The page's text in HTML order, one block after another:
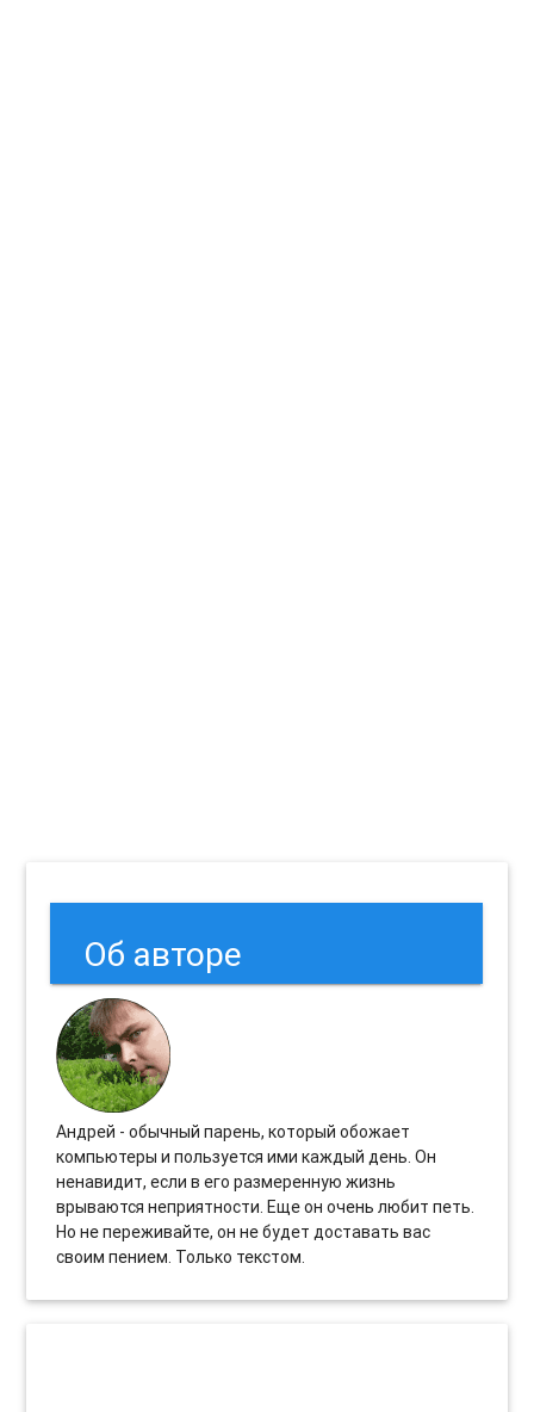
Об авторе
Андрей - обычный парень, который обожает
компьютеры и пользуется ими каждый день. Он
ненавидит, если в его размеренную жизнь
врываются неприятности. Еще он очень любит петь.
Но не переживайте, он не будет доставать вас
своим пением. Только текстом.